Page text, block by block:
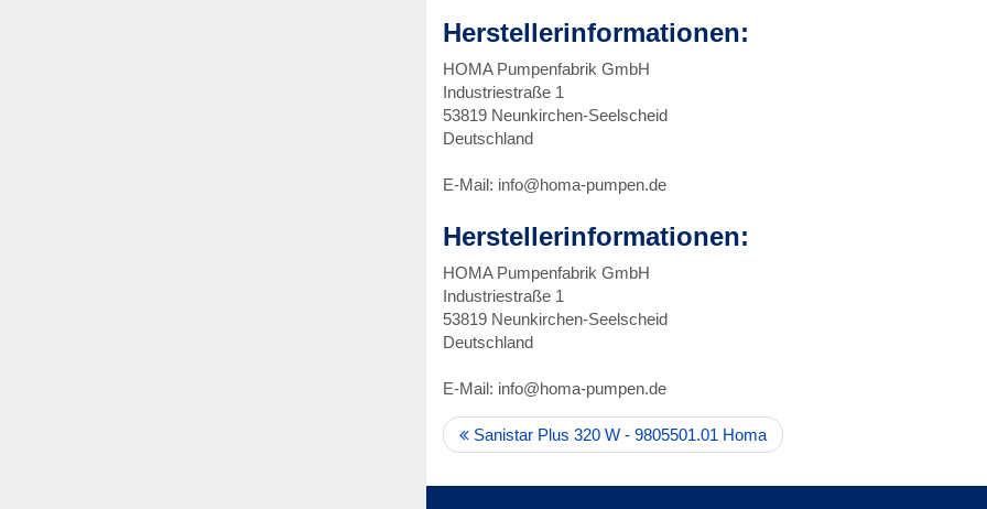
Herstellerinformationen:
HOMA Pumpenfabrik GmbH
Industriestraße 1
53819 Neunkirchen-Seelscheid
Deutschland
E-Mail: info@homa-pumpen.de
Herstellerinformationen:
HOMA Pumpenfabrik GmbH
Industriestraße 1
53819 Neunkirchen-Seelscheid
Deutschland
E-Mail: info@homa-pumpen.de
Sanistar Plus 320 W - 9805501.01 Homa